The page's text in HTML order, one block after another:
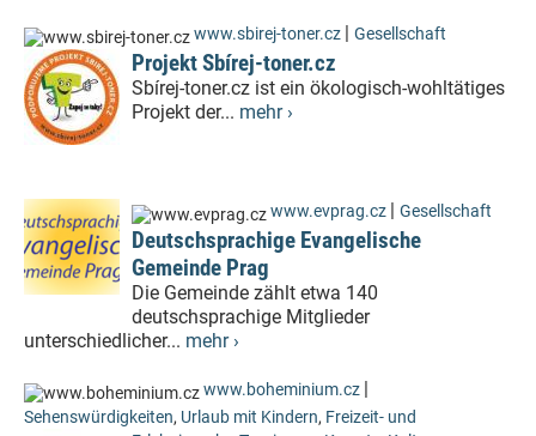
www.sbirej-toner.cz | Gesellschaft
Projekt Sbírej-toner.cz
Sbírej-toner.cz ist ein ökologisch-wohltätiges
Projekt der... mehr ›
www.evprag.cz | Gesellschaft
Deutschsprachige Evangelische
Gemeinde Prag
Die Gemeinde zählt etwa 140
deutschsprachige Mitglieder
unterschiedlicher... mehr ›
www.boheminium.cz |
Sehenswürdigkeiten, Urlaub mit Kindern, Freizeit- und